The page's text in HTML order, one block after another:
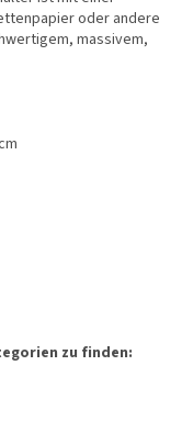
oder andere
massivem,
zu finden: